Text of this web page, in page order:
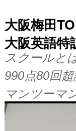
大阪梅田
大阪英語特
スクールと
990点80回
マンツーマ